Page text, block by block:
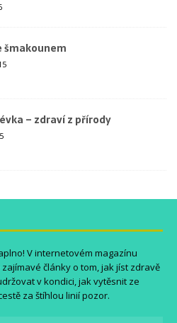
šmakounem
– zdraví z přírody
V internetovém magazínu
články o tom, jak jíst zdravě
v kondici, jak vytěsnit ze
za štíhlou linií pozor.